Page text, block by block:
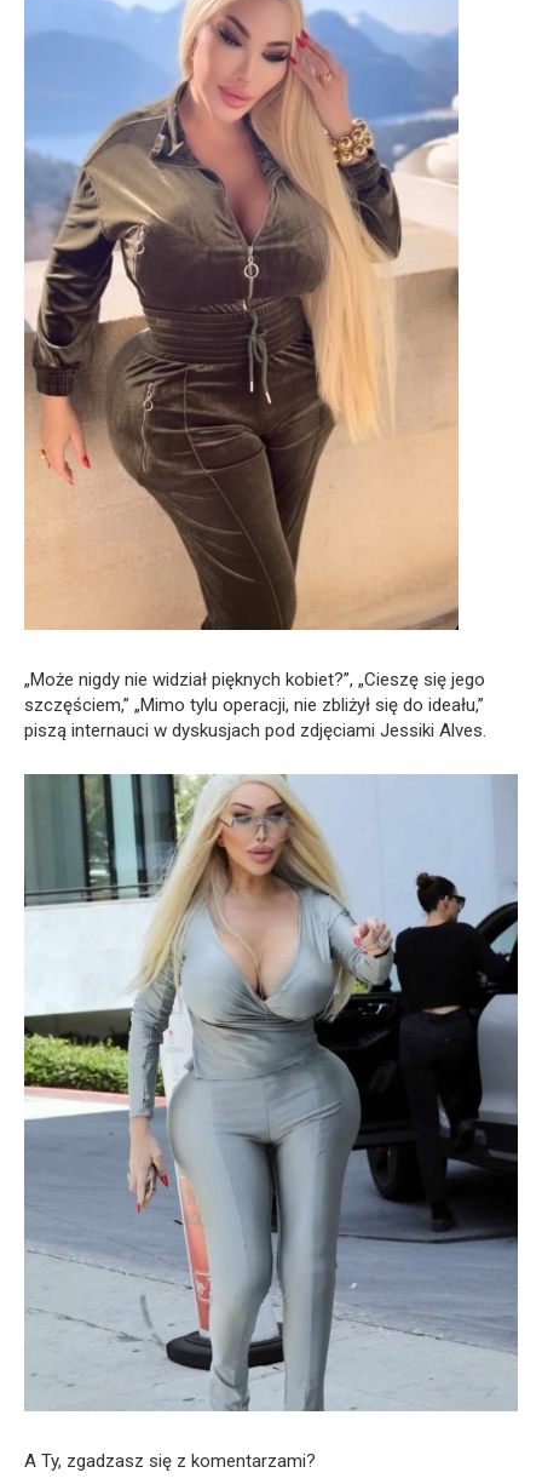
„Może nigdy nie widział pięknych kobiet?”, „Cieszę się jego
szczęściem,” „Mimo tylu operacji, nie zbliżył się do ideału,”
piszą internauci w dyskusjach pod zdjęciami Jessiki Alves.
A Ty, zgadzasz się z komentarzami?